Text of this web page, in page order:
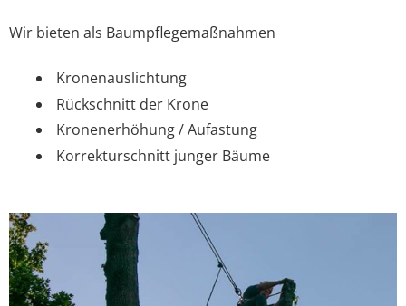
Wir bieten als Baumpflegemaßnahmen
Kronenauslichtung
Rückschnitt der Krone
Kronenerhöhung / Aufastung
Korrekturschnitt junger Bäume